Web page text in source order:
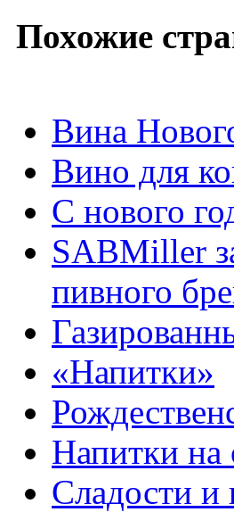
Похожие
Вина
Вино для
C нового
SABMiller
пивного
«Напитки»
Напитки на
Сладости и